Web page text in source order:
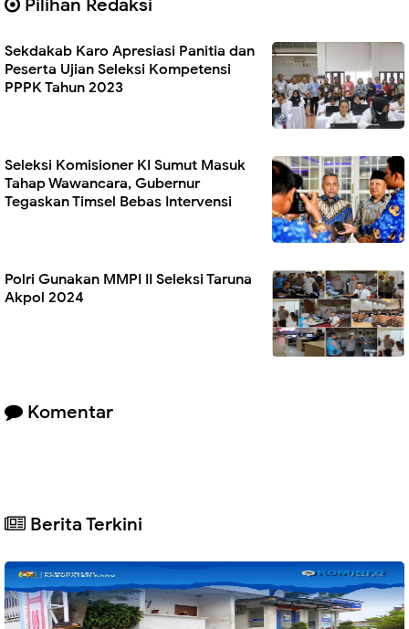
Pilihan Redaksi
Sekdakab Karo Apresiasi Panitia dan
Peserta Ujian Seleksi Kompetensi
PPPK Tahun 2023
Seleksi Komisioner KI Sumut Masuk
Tahap Wawancara, Gubernur
Tegaskan Timsel Bebas Intervensi
Polri Gunakan MMPI II Seleksi Taruna
Akpol 2024
Komentar
Berita Terkini